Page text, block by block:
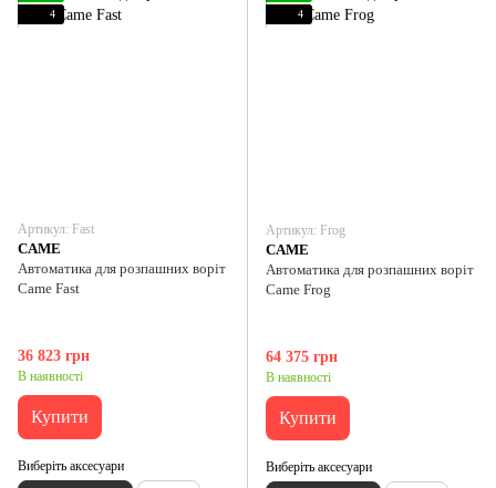
4
Артикул: Fast
CAME
Автоматика для розпашних воріт
Came Fast
36 823 грн
В наявності
Купити
Виберіть аксесуари
4
Артикул: Frog
CAME
Автоматика для розпашних воріт
Came Frog
64 375 грн
В наявності
Купити
Виберіть аксесуари